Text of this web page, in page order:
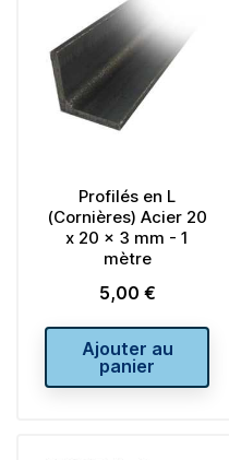
Profilés en L
(Cornières) Acier 20
x 20 x 3 mm - 1
mètre
Prix
5,00 €
Ajouter au
panier